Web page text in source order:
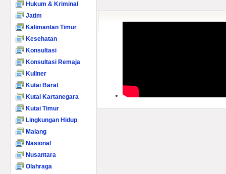
Hukum & Kriminal
Jatim
Kalimantan Timur
Kesehatan
Konsultasi
Konsultasi Remaja
Kuliner
Kutai Barat
Kutai Kartanegara
Kutai Timur
Lingkungan Hidup
Malang
Nasional
Nusantara
Olahraga